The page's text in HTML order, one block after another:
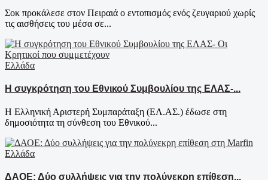
Σοκ προκάλεσε στον Πειραιά ο εντοπισμός ενός ζευγαριού χωρίς
τις αισθήσεις του μέσα σε...
Ελλάδα
Η συγκρότηση του Εθνικού Συμβουλίου της ΕΛΑΣ-...
Η Ελληνική Αριστερή Συμπαράταξη (ΕΛ.ΑΣ.) έδωσε στη
δημοσιότητα τη σύνθεση του Εθνικού...
Ελλάδα
ΔΑΟΕ: Δύο συλλήψεις για την πολύνεκρη επίθεση...